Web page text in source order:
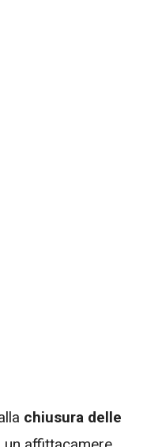
chiusura delle